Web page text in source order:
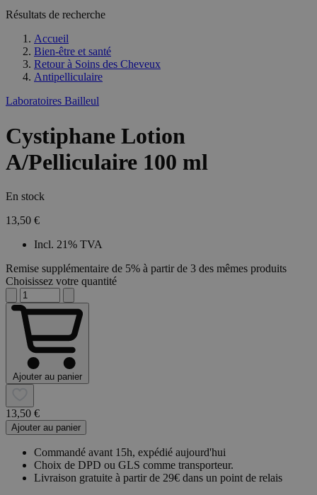
Résultats de recherche
Accueil
Bien-être et santé
Retour à Soins des Cheveux
Antipelliculaire
Laboratoires Bailleul
Cystiphane Lotion
A/Pelliculaire 100 ml
En stock
13,50 €
Incl. 21% TVA
Remise supplémentaire de 5% à partir de 3 des mêmes produits
Choisissez votre quantité
Ajouter au panier
13,50 €
Ajouter au panier
Commandé avant 15h, expédié aujourd'hui
Choix de DPD ou GLS comme transporteur.
Livraison gratuite à partir de 29€ dans un point de relais